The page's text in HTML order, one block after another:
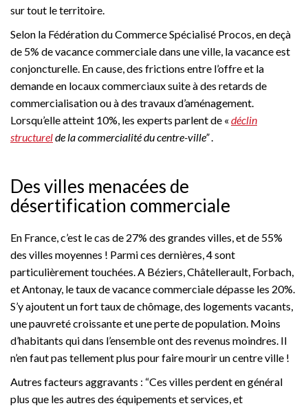
sur tout le territoire.
Selon la Fédération du Commerce Spécialisé Procos, en deçà
de 5% de vacance commerciale dans une ville, la vacance est
conjoncturelle. En cause, des frictions entre l’offre et la
demande en locaux commerciaux suite à des retards de
commercialisation ou à des travaux d’aménagement.
Lorsqu’elle atteint 10%, les experts parlent de « déclin
structurelde la commercialité du centre-ville”.
Des villes menacées de
désertification commerciale
En France, c’est le cas de 27% des grandes villes, et de 55%
des villes moyennes ! Parmi ces dernières, 4 sont
particulièrement touchées. A Béziers, Châtellerault, Forbach,
et Antonay, le taux de vacance commerciale dépasse les 20%.
S’y ajoutent un fort taux de chômage, des logements vacants,
une pauvreté croissante et une perte de population. Moins
d’habitants qui dans l’ensemble ont des revenus moindres. Il
n’en faut pas tellement plus pour faire mourir un centre ville !
Autres facteurs aggravants : “Ces villes perdent en général
plus que les autres des équipements et services, et